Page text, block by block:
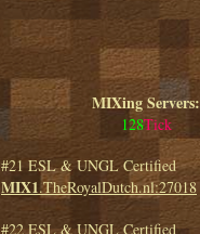
MIXing Servers:
128Tick
#21 ESL & UNGL Certified
MIX1.TheRoyalDutch.nl:27018
#22 ESL & UNGL Certified